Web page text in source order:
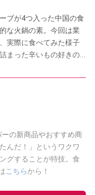
ブが4つ入った中国の食
な火鍋の素。今回は業
実際に食べてみた様子
まった辛いもの好きの
いね。
の新商品やおすすめ商
んだ！」というワクワ
グすることが特技。食
こちらから！
トの他の記事を読む